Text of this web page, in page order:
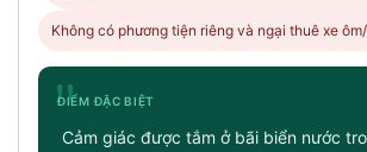
Không có phương tiện riêng và ngại thuê xe
"
ĐIỂM ĐẶC BIỆT
Cảm giác được tắm ở bãi biển nước